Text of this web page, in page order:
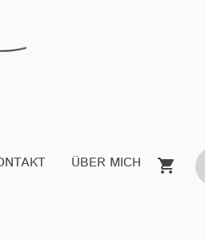
ÜBER MICH